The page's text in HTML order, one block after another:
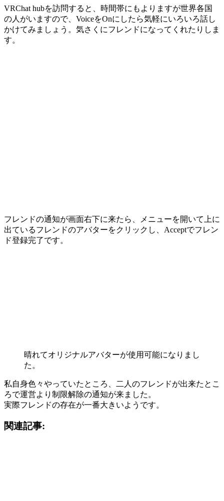
VRChat hubを訪問すると、時間帯にもよりますが世界各国
の人がいますので、VoiceをOnにしたら気軽にいろいろ話し
かけてみましょう。気さくにフレンドになってくれたりしま
す。
フレンドの通知が画面右下に来たら、メニューを開いて上に
出ているフレンドのアバターをクリックし、Acceptでフレン
ド登録完了です。
晴れてオリジナルアバターが使用可能になりまし
た。
私自身色々やっていたところ、二人のフレンドが出来たとこ
ろで運営より制限解除の通知が来ました。
実際フレンドの存在が一番大きいようです。
関連記事: